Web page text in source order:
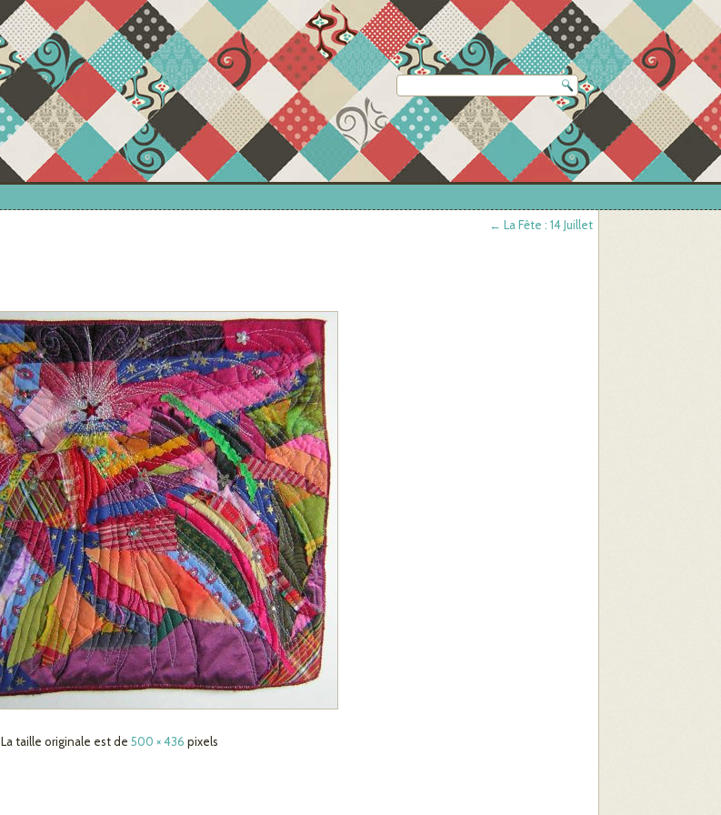
← La Fête : 14 Juillet
La taille originale est de500 × 436 pixels